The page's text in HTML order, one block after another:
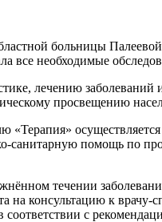
больницы
все необходимые
лечению
просвещению
помощь по
течении
на консультацию к
с